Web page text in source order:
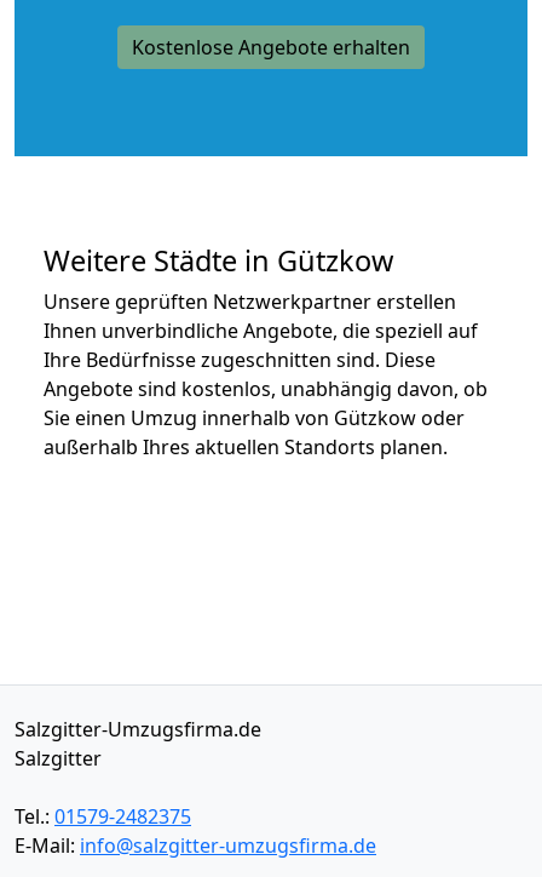
Kostenlose Angebote erhalten
Weitere Städte in Gützkow
Unsere geprüften Netzwerkpartner erstellen
Ihnen unverbindliche Angebote, die speziell auf
Ihre Bedürfnisse zugeschnitten sind. Diese
Angebote sind kostenlos, unabhängig davon, ob
Sie einen Umzug innerhalb von Gützkow oder
außerhalb Ihres aktuellen Standorts planen.
Salzgitter-Umzugsfirma.de
Salzgitter
Tel.: 01579-2482375
E-Mail: info@salzgitter-umzugsfirma.de